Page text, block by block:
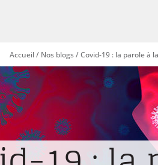
Vous êtes ici
Accueil/ Nos blogs/Covid-19 : la parole à